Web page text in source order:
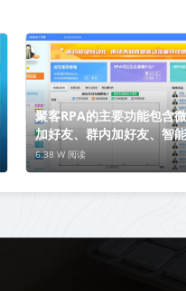
聚客RPA的主要功能包含
加好友、群内加好友、智
发等。
6.38 W 阅读